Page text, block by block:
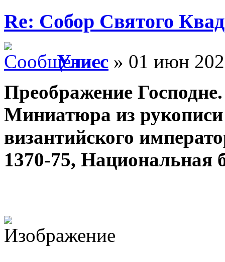
Re: Собор Святого
Улисс » 01 июн
Преображение
Миниатюра из
византийского
1370-75, Национальная